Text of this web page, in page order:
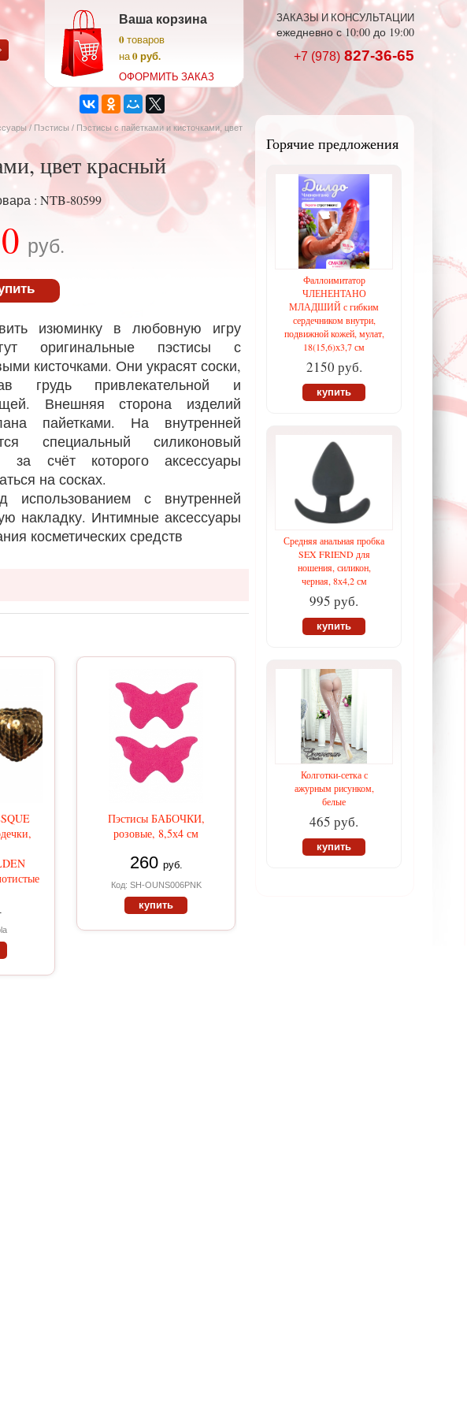
Ваша корзина
0товаров
на0 руб.
ОФОРМИТЬ ЗАКАЗ
ЗАКАЗЫ И КОНСУЛЬТАЦИИ
ежедневно с 10:00 до 19:00
+7 (978) 827-36-65
/ Пэстисы / Пэстисы с пайетками и кисточками, цвет
цвет красный
: NTB-80599
руб.
изюминку в любовную игру
оригинальные пэстисы с
кисточками. Они украсят соски,
грудь привлекательной и
Внешняя сторона изделий
пайетками. На внутренней
специальный силиконовый
за счёт которого аксессуары
на сосках.
использованием с внутренней
накладку. Интимные аксессуары
косметических средств
Пэстисы БАБОЧКИ,
розовые, 8,5х4 см
260 руб.
Код: SH-OUNS006PNK
купить
Горячие предложения
Фаллоимитатор
ЧЛЕНЕНТАНО
МЛАДШИЙ с гибким
сердечником внутри,
подвижной кожей, мулат,
18(15,6)х3,7 см
2150 руб.
купить
Средняя анальная пробка
SEX FRIEND для
ношения, силикон,
черная, 8х4,2 см
995 руб.
купить
Колготки-сетка с
ажурным рисунком,
белые
465 руб.
купить